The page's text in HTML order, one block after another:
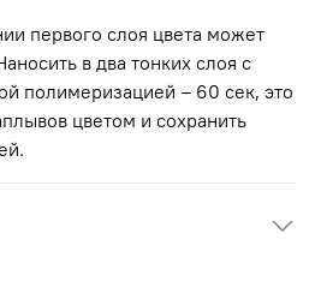
первого слоя цвета может
в два тонких слоя с
полимеризацией – 60 сек, это
цветом и сохранить